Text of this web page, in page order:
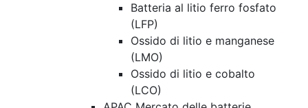
Batteria al litio ferro fosfato
(LFP)
Ossido di litio e manganese
(LMO)
Ossido di litio e cobalto
(LCO)